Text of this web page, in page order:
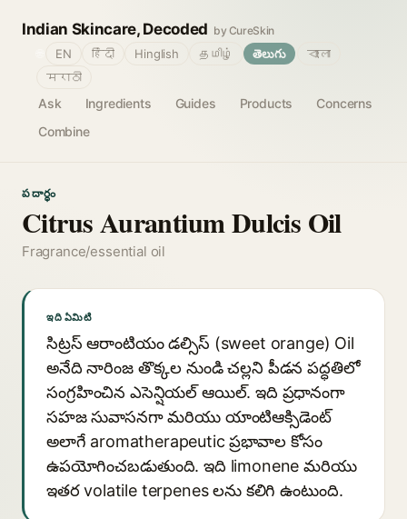
Indian Skincare, Decoded by CureSkin
Ask Ingredients Guides Products
Concerns
Combine
EN हिंदी Hinglish தமிழ் తెలుగు
বাংলা
मराठी
పదార్థం
Citrus Aurantium Dulcis Oil
Fragrance/essential oil
ఇది ఏమిటి
సిట్రస్ ఆరాంటియం డల్సిస్ (sweet orange) Oil
అనేది నారింజ తొక్కల నుండి చల్లని పీడన పద్ధతిలో
సంగ్రహించిన ఎసెన్షియల్ ఆయిల్. ఇది ప్రధానంగా
సహజ సువాసనగా మరియు యాంటిఆక్సిడెంట్
అలాగే aromatherapeutic ప్రభావాల కోసం
ఉపయోగించబడుతుంది. ఇది limonene మరియు
ఇతర volatile terpenes లను కలిగి ఉంటుంది.